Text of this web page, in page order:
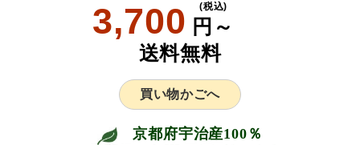
3,700 円～
(税込)
送料無料
買い物かごへ
京都府宇治産100％